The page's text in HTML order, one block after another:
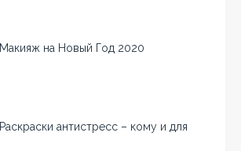
Макияж на Новый Год 2020
Раскраски антистресс – кому и для